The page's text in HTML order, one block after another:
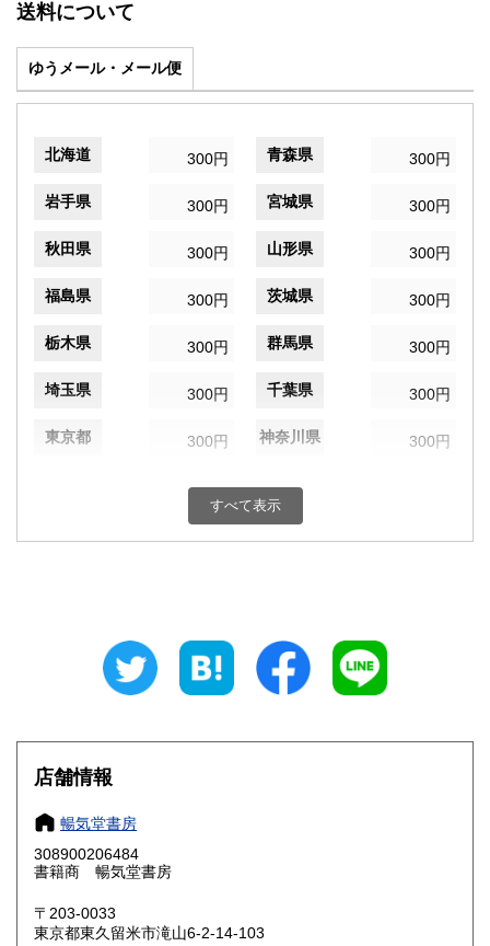
送料について
ゆうメール・メール便
北海道 300円 青森県 300円
岩手県 300円 宮城県 300円
秋田県 300円 山形県 300円
福島県 300円 茨城県 300円
栃木県 300円 群馬県 300円
埼玉県 300円 千葉県 300円
東京都 300円 神奈川県 300円
300円 富山県
300円 三重県
大阪府
奈良県
鳥取県
岡山県
すべて表示
店舗情報
暢気堂書房
308900206484
書籍商 暢気堂書房
〒203-0033
東京都東久留米市滝山6-2-14-103